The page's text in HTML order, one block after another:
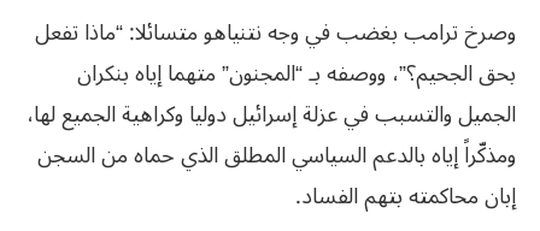
وصرخ ترامب بغضب في وجه نتنياهو متسائلا: “ماذا تفعل
بحق الجحيم؟”، ووصفه بـ “المجنون” متهما إياه بنكران
الجميل والتسبب في عزلة إسرائيل دوليا وكراهية الجميع لها،
ومذكّراً إياه بالدعم السياسي المطلق الذي حماه من السجن
إبان محاكمته بتهم الفساد.